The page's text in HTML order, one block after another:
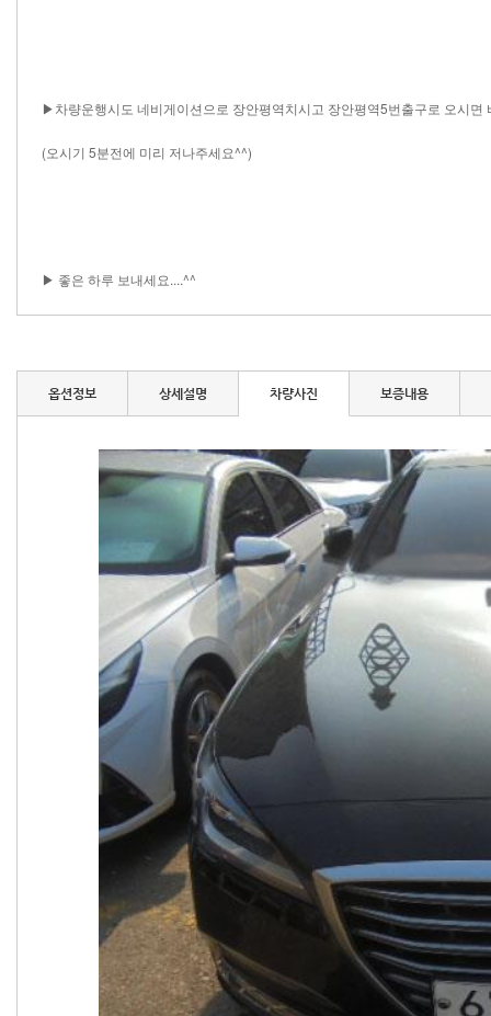
▶차량운행시도 네비게이션으로 장안평역치시고 장안평역5번출구로 오시면
(오시기 5분전에 미리 저나주세요^^)
▶ 좋은 하루 보내세요....^^​ ​ ​ ​ ​ ​ ​ ​ ​​​​​​​​​​​​​​​​ ​ ​​​​​​​​​ ​
옵션정보 상세설명 차량사진 보증내용